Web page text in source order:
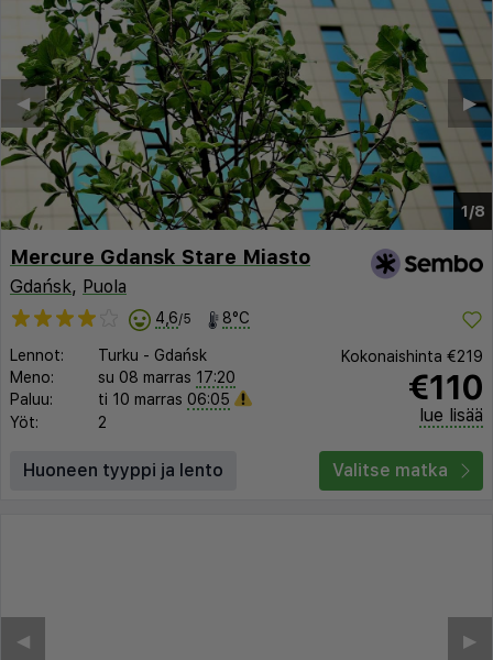
1/8
▶︎
◀︎
Mercure Gdansk Stare Miasto
Gdańsk, Puola
4,6/5 8°C
Lennot: Turku - Gdańsk
Meno:
su 08 marras 17:20
Paluu:
ti 10 marras 06:05
Yöt:
2
Kokonaishinta €219
€110
lue lisää
Huoneen tyyppi ja lento Valitse matka
▶︎
◀︎